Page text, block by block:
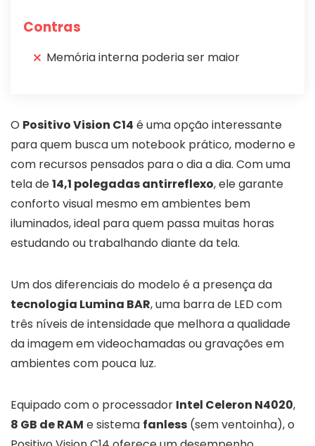
Contras
Memória interna poderia ser maior
O Positivo Vision C14 é uma opção interessante
para quem busca um notebook prático, moderno e
com recursos pensados para o dia a dia. Com uma
tela de14,1 polegadas antirreflexo, ele garante
conforto visual mesmo em ambientes bem
iluminados, ideal para quem passa muitas horas
estudando ou trabalhando diante da tela.
Um dos diferenciais do modelo é a presença da
tecnologia Lumina BAR, uma barra de LED com
três níveis de intensidade que melhora a qualidade
da imagem em videochamadas ou gravações em
ambientes com pouca luz.
Equipado com o processador Intel Celeron N4020,
8 GB de RAM e sistema fanless (sem ventoinha), o